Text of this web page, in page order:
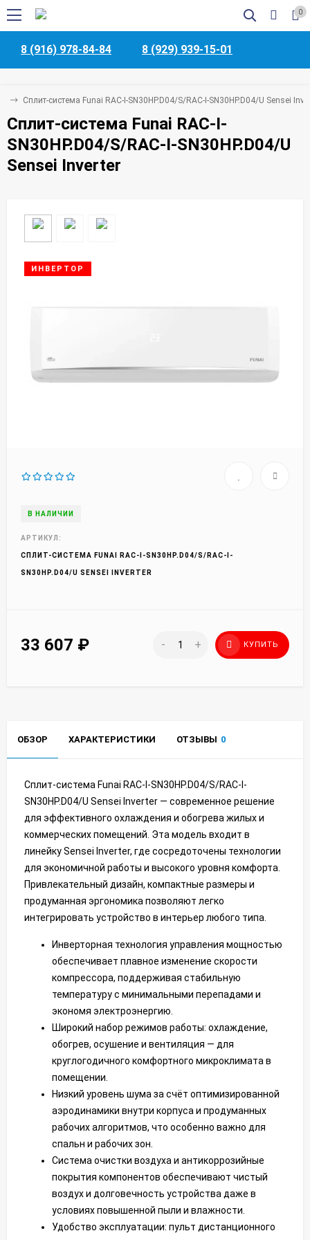
0
8 (916) 978-84-84 8 (929) 939-15-01
Сплит-система Funai RAC-I-SN30HP.D04/S/RAC-I-SN30HP.D04/U Sensei
Сплит-система Funai RAC-I-
SN30HP.D04/S/RAC-I-SN30HP.D04/U
Sensei Inverter
ИНВЕРТОР
В НАЛИЧИИ
АРТИКУЛ:
СПЛИТ-СИСТЕМА FUNAI RAC-I-SN30HP.D04/S/RAC-I-
SN30HP.D04/U SENSEI INVERTER
33 607 ₽ - + КУПИТЬ
ОБЗОР ХАРАКТЕРИСТИКИ ОТЗЫВЫ 0
Сплит-система Funai RAC-I-SN30HP.D04/S/RAC-I-
SN30HP.D04/U Sensei Inverter — современное решение
для эффективного охлаждения и обогрева жилых и
коммерческих помещений. Эта модель входит в
линейку Sensei Inverter, где сосредоточены технологии
для экономичной работы и высокого уровня комфорта.
Привлекательный дизайн, компактные размеры и
продуманная эргономика позволяют легко
интегрировать устройство в интерьер любого типа.
Инверторная технология управления мощностью
обеспечивает плавное изменение скорости
компрессора, поддерживая стабильную
температуру с минимальными перепадами и
экономя электроэнергию.
Широкий набор режимов работы: охлаждение,
обогрев, осушение и вентиляция — для
круглогодичного комфортного микроклимата в
помещении.
Низкий уровень шума за счёт оптимизированной
аэродинамики внутри корпуса и продуманных
рабочих алгоритмов, что особенно важно для
спальн и рабочих зон.
Система очистки воздуха и антикоррозийные
покрытия компонентов обеспечивают чистый
воздух и долговечность устройства даже в
условиях повышенной пыли и влажности.
Удобство эксплуатации: пульт дистанционного